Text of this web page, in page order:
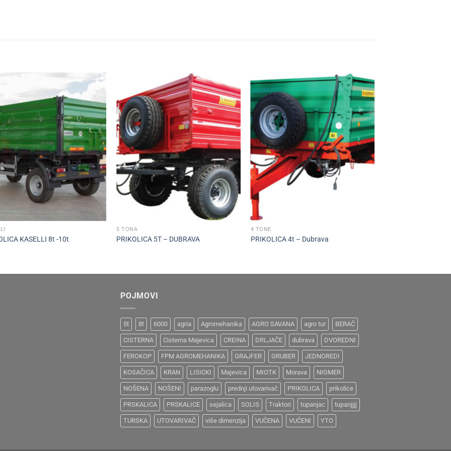
Add to
wishlist
KASELLI 8t -10t
Add to
wishlist
5 TONA
PRIKOLICA 5T – DUBRAVA
Add to
wishlist
4 TONE
PRIKOLICA 4t – Dubrava
POJMOVI
5t 8t 6000 agria Agromehanika AGRO SAVANA agro tur BERAČ
CISTERNA Cisterna Majevica CREINA DRLJAČE dubrava DVOREDNI
FEROKOP FPM AGROMEHANIKA GRAJFER GRUBER JEDNOREDI
KOSAČICA KRAN LISICKI Majevica MIOTK Morava NIGMER
NOŠENA NOŠENI parazoglu prednji utovarivač PRIKOLICA prikolice
PRSKALICA PRSKALICE sejalica SOLIS Traktori tupanjac tupanjjjj
TURSKA UTOVARIVAČ više dimenzija VUČENA VUČENI YTO